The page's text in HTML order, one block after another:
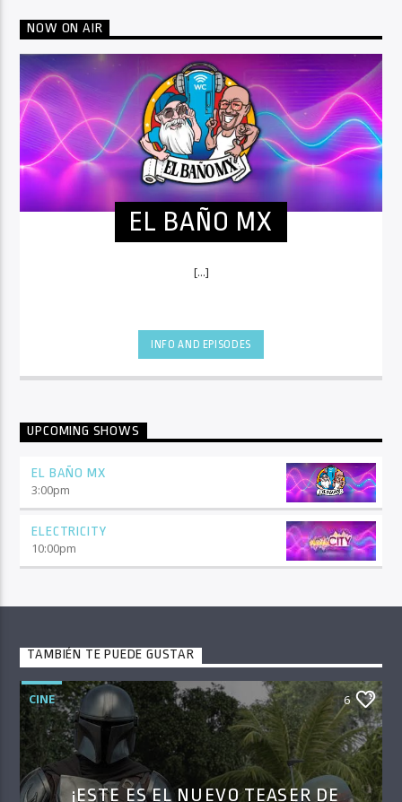
NOW ON AIR
EL BAÑO MX
[...]
INFO AND EPISODES
UPCOMING SHOWS
EL BAÑO MX
3:00pm
ELECTRICITY
10:00pm
TAMBIÉN TE PUEDE GUSTAR
CINE 6
¡ESTE ES EL NUEVO TEASER DE